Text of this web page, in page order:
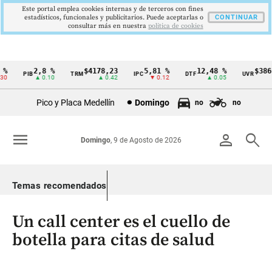
Cintillo
Colombia
2,8 %
▲ 0.10
TRM$4178,23
▲ 0.42
5,81 %
▼ 0.12
12,48 %
▲ 0.05
UVR
Pico y Placa Medellín Domingo no no
person search
Domingo, 9 de Agosto de 2026
menu
Temas recomendados
Un call center es el cuello de
botella para citas de salud
Este portal emplea cookies internas y de terceros con fines
estadísticos, funcionales y publicitarios. Puede aceptarlas o
consultar más en nuestra politica de cookies
CONTINUAR